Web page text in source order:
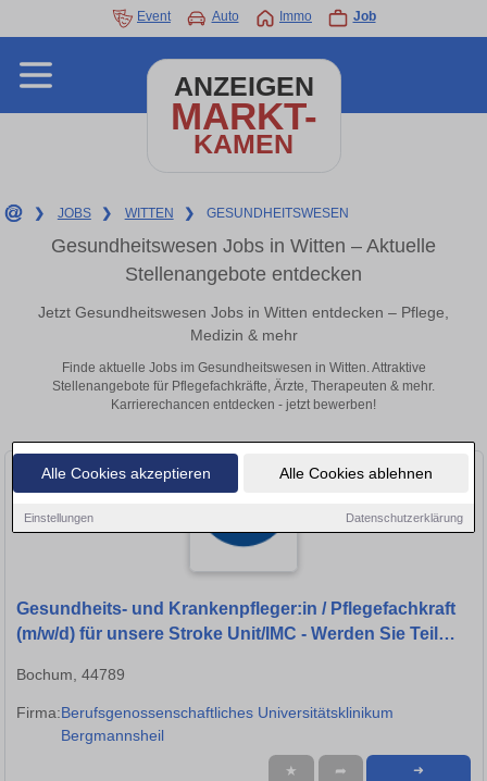
Alle Cookies akzeptieren Alle Cookies ablehnen
Einstellungen Datenschutzerklärung
Event Auto Immo Job
ANZEIGEN
MARKT-
KAMEN
❯ JOBS ❯ WITTEN ❯ GESUNDHEITSWESEN
Gesundheitswesen Jobs in Witten – Aktuelle
Stellenangebote entdecken
Jetzt Gesundheitswesen Jobs in Witten entdecken – Pflege,
Medizin & mehr
Finde aktuelle Jobs im Gesundheitswesen in Witten. Attraktive
Stellenangebote für Pflegefachkräfte, Ärzte, Therapeuten & mehr.
Karrierechancen entdecken - jetzt bewerben!
Gesundheits- und Krankenpfleger:in / Pflegefachkraft
(m/w/d) für unsere Stroke Unit/IMC - Werden Sie Teil
Bochum, 44789
Firma:Berufsgenossenschaftliches Universitätsklinikum
Bergmannsheil
★ ➦ ➜